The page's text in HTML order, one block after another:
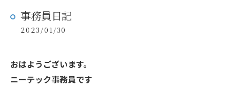
事務員日記
2023/01/30
おはようございます。
ニーテック事務員です